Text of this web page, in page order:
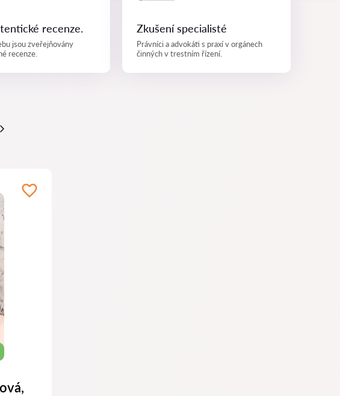
recenze.
jsou zveřejňovány
recenze.
Zkušení specialisté
Právníci a advokáti s praxí v orgánech
činných v trestním řízení.